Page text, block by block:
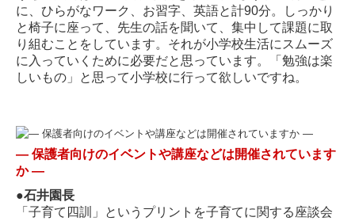
に、ひらがなワーク、お習字、英語と計90分。しっかり
と椅子に座って、先生の話を聞いて、集中して課題に取
り組むことをしています。それが小学校生活にスムーズ
に入っていくために必要だと思っています。「勉強は楽
しいもの」と思って小学校に行って欲しいですね。
― 保護者向けのイベントや講座などは開催されています
か―
●石井園長
「子育て四訓」というプリントを子育てに関する座談会